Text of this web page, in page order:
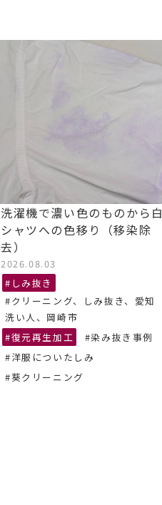
洗濯機で濃い色のものから白
シャツへの色移り（移染除
去）
2026.08.03
#しみ抜き
#クリーニング、しみ抜き、愛知
洗い人、岡崎市
#復元再生加工
#染み抜き事例
#洋服についたしみ
#葵クリーニング